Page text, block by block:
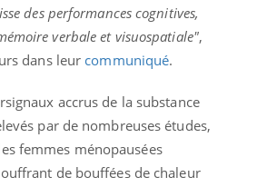
des performances cognitives,
verbale et visuospatiale",
dans leur communiqué.
accrus de la substance
par de nombreuses études,
femmes ménopausées
de bouffées de chaleur